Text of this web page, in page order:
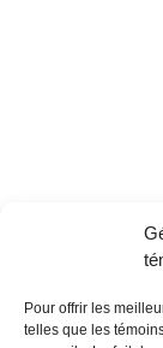
Pour offrir les
telles que les